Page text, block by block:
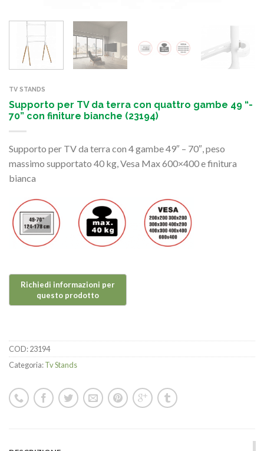
TV STANDS
Supporto per TV da terra con quattro gambe 49 “-
70” con finiture bianche (23194)
Supporto per TV da terra con 4 gambe 49″ – 70″, peso
massimo supportato 40 kg, Vesa Max 600×400 e finitura
bianca
COD:23194
Categoria:Tv Stands